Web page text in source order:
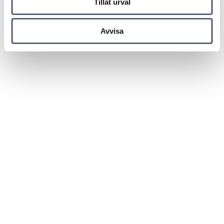
Tillåt urval
Avvisa